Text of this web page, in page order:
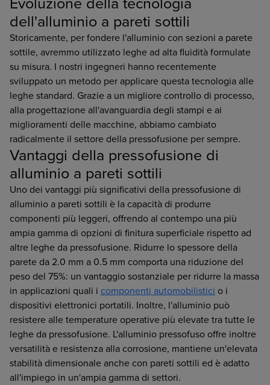
dell'alluminio a pareti sottili
Storicamente, per fondere l'alluminio con sezioni a parete
sottile, avremmo utilizzato leghe ad alta fluidità formulate
su misura. I nostri ingegneri hanno recentemente
sviluppato un metodo per applicare questa tecnologia alle
leghe standard. Grazie a un migliore controllo di processo,
alla progettazione all'avanguardia degli stampi e ai
miglioramenti delle macchine, abbiamo cambiato
radicalmente il settore della pressofusione per sempre.
Vantaggi della pressofusione di
alluminio a pareti sottili
Uno dei vantaggi più significativi della pressofusione di
alluminio a pareti sottili è la capacità di produrre
componenti più leggeri, offrendo al contempo una più
ampia gamma di opzioni di finitura superficiale rispetto ad
altre leghe da pressofusione. Ridurre lo spessore della
parete da 2.0 mm a 0.5 mm comporta una riduzione del
peso del 75%: un vantaggio sostanziale per ridurre la massa
in applicazioni quali i componenti automobilistici o i
dispositivi elettronici portatili. Inoltre, l'alluminio può
resistere alle temperature operative più elevate tra tutte le
leghe da pressofusione. L'alluminio pressofuso offre inoltre
versatilità e resistenza alla corrosione, mantiene un'elevata
stabilità dimensionale anche con pareti sottili ed è adatto
all'impiego in un'ampia gamma di settori.